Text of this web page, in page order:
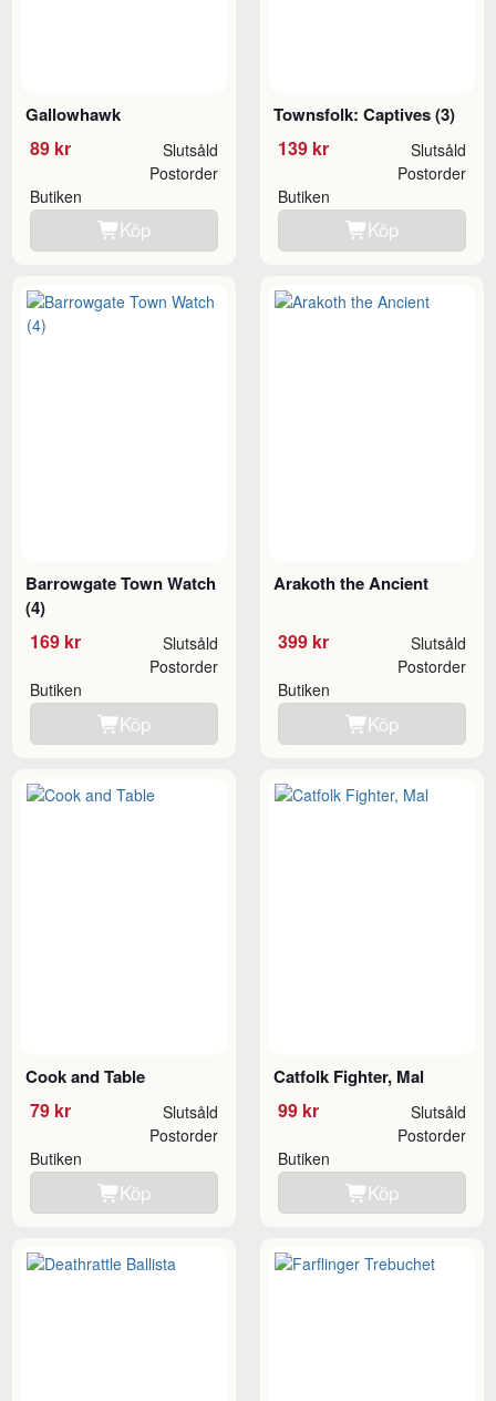
Gallowhawk
89 kr Slutsåld
Butiken
Postorder
Köp
Townsfolk: Captives (3)
139 kr Slutsåld
Butiken
Postorder
Köp
Barrowgate Town Watch
(4)
169 kr Slutsåld
Butiken
Postorder
Köp
Arakoth the Ancient
399 kr Slutsåld
Butiken
Postorder
Köp
Cook and Table
79 kr Slutsåld
Butiken
Postorder
Köp
Catfolk Fighter, Mal
99 kr Slutsåld
Butiken
Postorder
Köp